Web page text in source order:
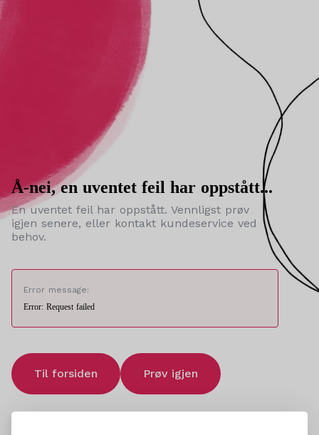
Å-nei, en uventet feil har oppstått...
En uventet feil har oppstått. Vennligst prøv
igjen senere, eller kontakt kundeservice ved
behov.
Error message:
Error: Request failed
Til forsiden Prøv igjen